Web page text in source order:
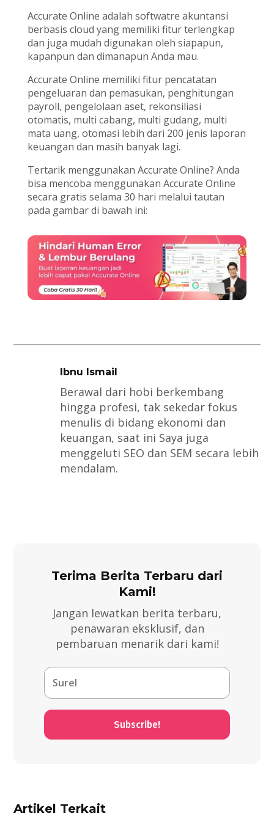
Accurate Online adalah softwatre akuntansi
berbasis cloud yang memiliki fitur terlengkap
dan juga mudah digunakan oleh siapapun,
kapanpun dan dimanapun Anda mau.
Accurate Online memiliki fitur pencatatan
pengeluaran dan pemasukan, penghitungan
payroll, pengelolaan aset, rekonsiliasi
otomatis, multi cabang, multi gudang, multi
mata uang, otomasi lebih dari 200 jenis laporan
keuangan dan masih banyak lagi.
Tertarik menggunakan Accurate Online? Anda
bisa mencoba menggunakan Accurate Online
secara gratis selama 30 hari melalui tautan
pada gambar di bawah ini:
Ibnu Ismail
Berawal dari hobi berkembang
hingga profesi, tak sekedar fokus
menulis di bidang ekonomi dan
keuangan, saat ini Saya juga
menggeluti SEO dan SEM secara lebih
mendalam.
Terima Berita Terbaru dari
Kami!
Jangan lewatkan berita terbaru,
penawaran eksklusif, dan
pembaruan menarik dari kami!
Subscribe!
Artikel Terkait